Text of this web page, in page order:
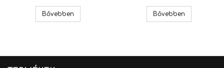
Bővebben BMW 3 (e90-93) 2 DIN hamutartó, ezüst
Bővebben